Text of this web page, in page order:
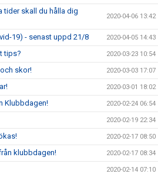
tider skall du hålla dig
2020-04-06 13:42
19) - senast uppd 21/8 2020-04-05 14:43
tips? 2020-03-23 10:54
skor! 2020-03-03 17:07
2020-03-01 18:02
Klubbdagen! 2020-02-24 06:54
2020-02-19 22:34
2020-02-17 08:50
klubbdagen! 2020-02-17 08:34
2020-02-14 07:10